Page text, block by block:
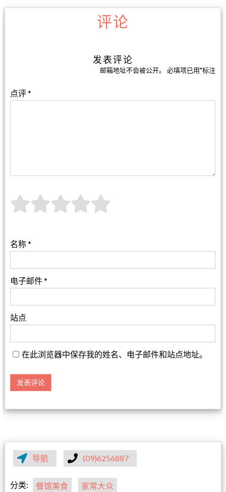
评论
发表评论
邮箱地址不会被公开。 必填项已用*标注
点评*
名称*
电子邮件*
站点
在此浏览器中保存我的姓名、电子邮件和站点地址。
导航 (09)6256887
分类: 餐馆美食 家常大众